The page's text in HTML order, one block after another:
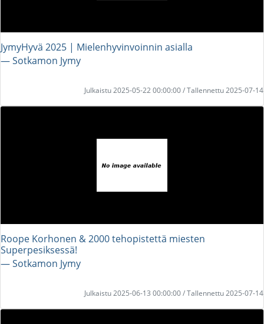
JymyHyvä 2025 | Mielenhyvinvoinnin asialla
― Sotkamon Jymy
Julkaistu 2025-05-22 00:00:00 / Tallennettu 2025-07-14
Roope Korhonen & 2000 tehopistettä miesten
Superpesiksessä!
― Sotkamon Jymy
Julkaistu 2025-06-13 00:00:00 / Tallennettu 2025-07-14